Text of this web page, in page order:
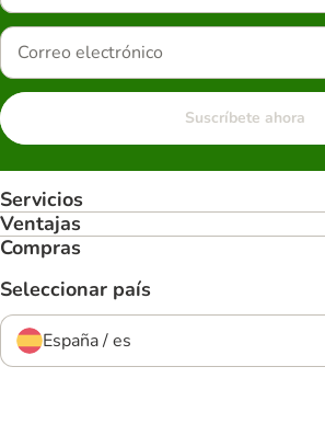
Suscríbete ahora
Servicios
Ventajas
Compras
Seleccionar país
España / es